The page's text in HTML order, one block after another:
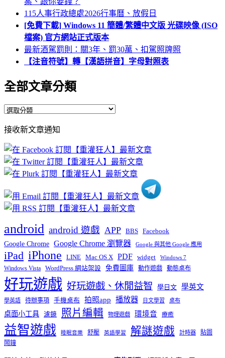
115人事行政總處2026行事曆、放假日
[免費下載] Windows 11 簡體/繁體中文版 光碟映像 (ISO
檔案) 官方網站正式版本
最新酒駕罰則：關3年、罰30萬、扣駕照牌照
【注音符號】轉【漢語拼音】字母對照表
全部文章分類
全
文
章
分
類
接收新文章通知
android android 遊戲 APP BBS Facebook
Google Chrome Google Chrome 瀏覽器 Google 與其他 Google 應用
iPad iPhone LINE Mac OS X PDF widget Windows 7
Windows Vista WordPress 網站架設 免費圖庫 動作遊戲 動態桌布
好玩遊戲 好玩遊戲、休閒益智 學日文 學英文
學英語 待辦事項 手機桌布 拍照app 播放器 日文學習 桌布
桌面小工具 濾鏡 照片編輯 物理遊戲 環境音 療癒
益智遊戲 睡眠音樂 舒壓 英語學習 解謎遊戲 計時器
貼圖
鬧鐘